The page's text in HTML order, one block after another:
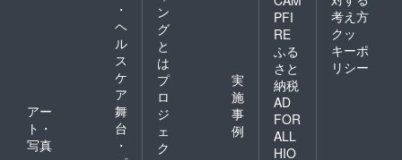
・
ヘ
ル
ス
ケ
ア
アー
ト・
写真
舞
台
・
ン
グ
と
は
プ
ロ
ジ
ェ
ク
実
施
事
例
PFI
RE
ふる
さと
納税
AD
FOR
ALL
HIO
考え方
クッ
キーポ
リシー